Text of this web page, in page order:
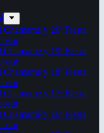
y 20ª Fiesta
y 19ª Fiesta
y 18ª Fiesta
y 17ª Fiesta
y 16ª Fiesta